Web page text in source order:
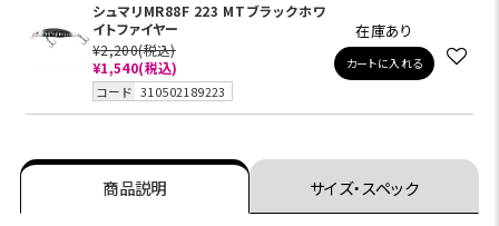
シュマリMR88F 223 MTブラックホワ
イトファイヤー
¥2,200(税込)
¥1,540(税込)
コード 310502189223
在庫あり
カートに入れる
商品説明 サイズ・スペック